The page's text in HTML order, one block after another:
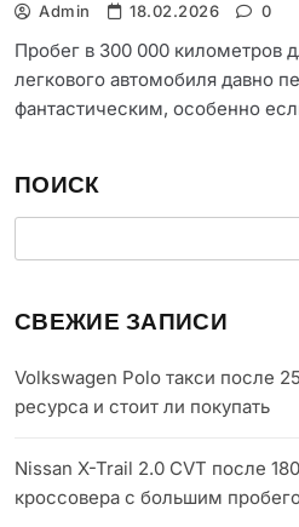
Admin 18.02.2026 0
Пробег в 300 000 километров
легкового автомобиля давно
фантастическим, особенно
ПОИСК
СВЕЖИЕ ЗАПИСИ
Volkswagen Polo такси после
ресурса и стоит ли покупать
Nissan X-Trail 2.0 CVT после
кроссовера с большим